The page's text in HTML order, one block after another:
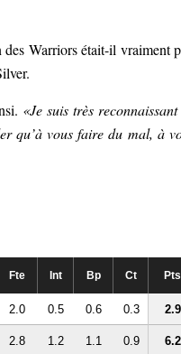
Warriors était-il vraiment
«Je suis très
qu’à vous faire du mal, à
Fte Int Bp Ct Pts
2.0 0.5 0.6 0.3 2.9
2.8 1.2 1.1 0.9 6.2